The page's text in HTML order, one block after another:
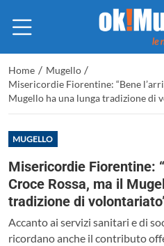
Home / Mugello /
Misericordie Fiorentine: “Bene
Mugello ha una lunga tradizione di
MUGELLO
Misericordie Fiorentine:
Croce Rossa, ma il
tradizione di
Accanto ai servizi sanitari e di
ricordano anche il contributo